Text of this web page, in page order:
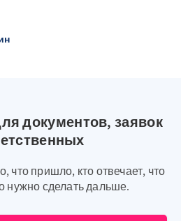
документов, заявок
что пришло, кто отвечает, что
нужно сделать дальше.